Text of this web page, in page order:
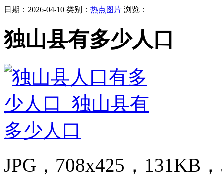
日期：2026-04-10 类别： 热点图片 浏览：
独山县有多少人口
JPG，708x425，131KB